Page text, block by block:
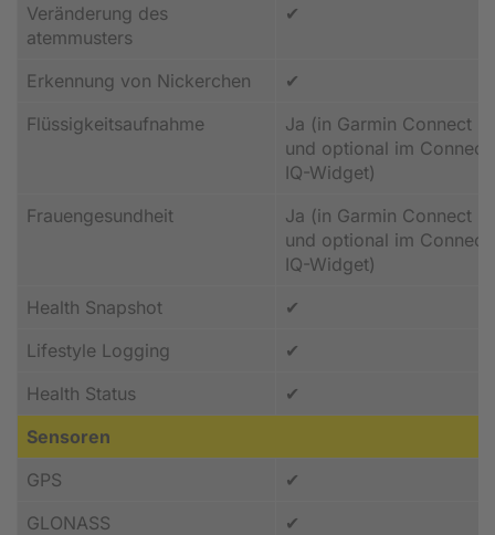
Veränderung des
atemmusters
✔
Erkennung von Nickerchen
✔
Flüssigkeitsaufnahme
Ja (in Garmin Connect
und optional im Connect
IQ-Widget)
Frauengesundheit
Ja (in Garmin Connect
und optional im Connect
IQ-Widget)
Health Snapshot
✔
Lifestyle Logging
✔
Health Status
✔
Sensoren
GPS
✔
GLONASS
✔